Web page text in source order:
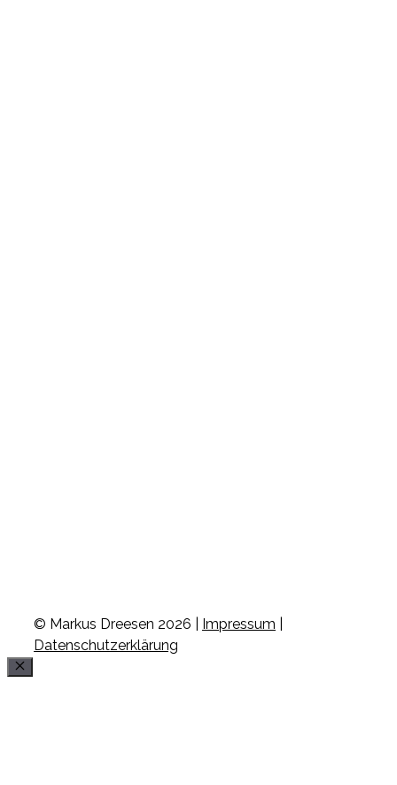
© Markus Dreesen 2026 | Impressum
Datenschutzerklärung
Schließen